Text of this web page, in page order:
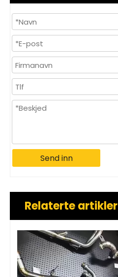
Send inn
Relaterte artikler